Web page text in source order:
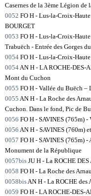
Casernes de la 3ème Légion
0052 FO H - Lus-la-Croix-
BOURGET
0053 FO H - Lus-la-Croix-
Trabuëch - Entrée des Gorges
0054 FO H - Lus-la-Croix-
0054AN H - LA ROCHE-DES-
Mont du Cuchon
0055 FO H - Vallée du Buëch –
0055 AN H - La Roche des
Cuchon. Dans le fond, Pic de
0056 FO H - SAVINES (765m)
0056 AN H - SAVINES (760m)
0057 FO H - SAVINES (765m) -
Monument de la République
0057bis JU H - La ROCHE
0058 FO H - La Roche des
0058bisAN H - La ROCHE des
0059 FO H - LA ROCHE-DES-